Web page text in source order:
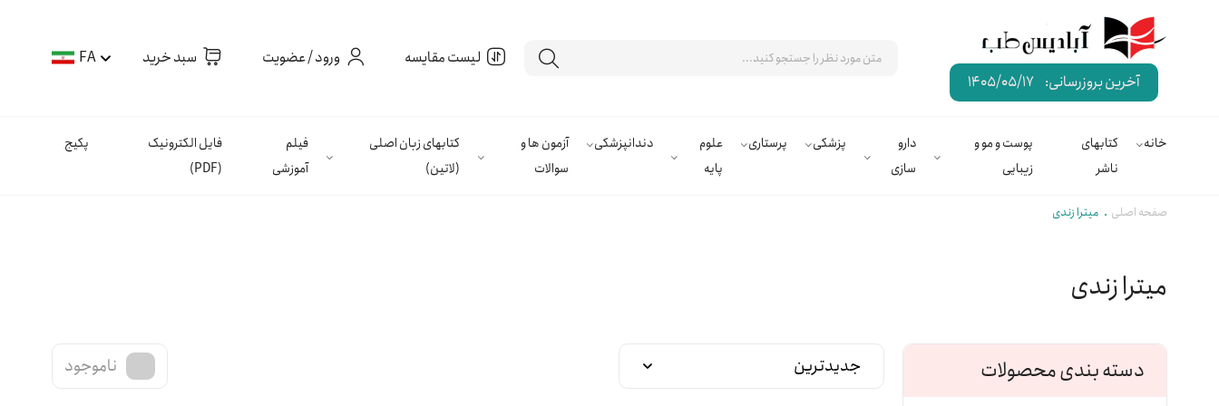
آخرین بروزرسانی: 1405/05/17
لیست مقایسه ورود / عضویت سبد خرید FA
خانه
کتابهای
ناشر
پوست و مو و
زیبایی
دارو
سازی
پزشکی پرستاری
علوم
پایه
دندانپزشکی
آزمون ها و
سوالات
کتابهای زبان اصلی
(لاتین)
فیلم
آموزشی
فایل الکترونیک
(PDF)
پکیج
صفحه اصلی میترا زندی
میترا زندی
دسته بندی محصولات ناموجود